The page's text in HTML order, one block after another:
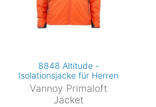
8848 Altitude -
Isolationsjacke für Herren
Vannoy Primaloft
Jacket